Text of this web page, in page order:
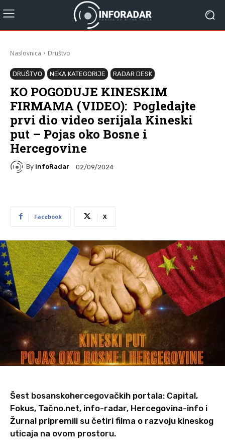
Naslovnica Društvo
DRUŠTVO NEKA KATEGORIJE RADAR DESK
KO POGODUJE KINESKIM
FIRMAMA (VIDEO): Pogledajte
prvi dio video serijala Kineski
put – Pojas oko Bosne i
Hercegovine
By InfoRadar 02/09/2024
Facebook X
Šest bosanskohercegovačkih portala: Capital,
Fokus, Tačno.net, info-radar, Hercegovina-info i
Žurnal pripremili su četiri filma o razvoju kineskog
uticaja na ovom prostoru.